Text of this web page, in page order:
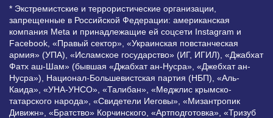
* Экстремистские и террористические организации,
запрещенные в Российской Федерации: американская
компания Meta и принадлежащие ей соцсети Instagram и
Facebook, «Правый сектор», «Украинская повстанческая
армия» (УПА), «Исламское государство» (ИГ, ИГИЛ), «Джабхат
Фатх аш-Шам» (бывшая «Джабхат ан-Нусра», «Джебхат ан-
Нусра»), Национал-Большевистская партия (НБП), «Аль-
Каида», «УНА-УНСО», «Талибан», «Меджлис крымско-
татарского народа», «Свидетели Иеговы», «Мизантропик
Дивижн», «Братство» Корчинского, «Артподготовка», «Тризуб